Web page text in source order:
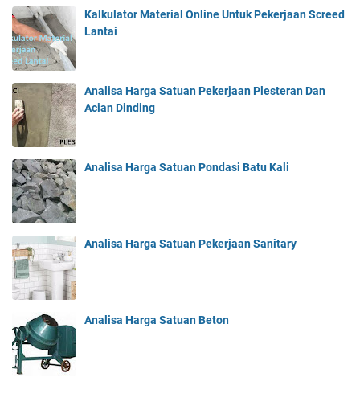
Kalkulator Material Online Untuk Pekerjaan Screed
Lantai
Analisa Harga Satuan Pekerjaan Plesteran Dan
Acian Dinding
Analisa Harga Satuan Pondasi Batu Kali
Analisa Harga Satuan Pekerjaan Sanitary
Analisa Harga Satuan Beton